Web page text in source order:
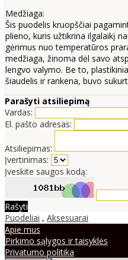
Medžiaga:
Šis puodelis kruopščiai
plieno, kuris užtikrina ilgalaikį
gėrimus nuo temperatūros
medžiaga, žinoma dėl savo
lengvo valymo. Be to,
šiaudelis ir rankena, buvo
Parašyti atsiliepimą
Vardas:
El. pašto adresas:
Atsiliepimas:
Įvertinimas:
Įveskite saugos kodą:
Rašyti
Puodeliai , Aksesuarai
Apie mus
Pirkimo sąlygos ir taisyklės
Privatumo politika